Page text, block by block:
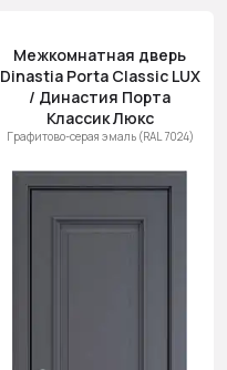
Межкомнатная дверь
Dinastia Porta Classic LUX
/ Династия Порта
Классик Люкс
Графитово-серая эмаль (RAL 7024)